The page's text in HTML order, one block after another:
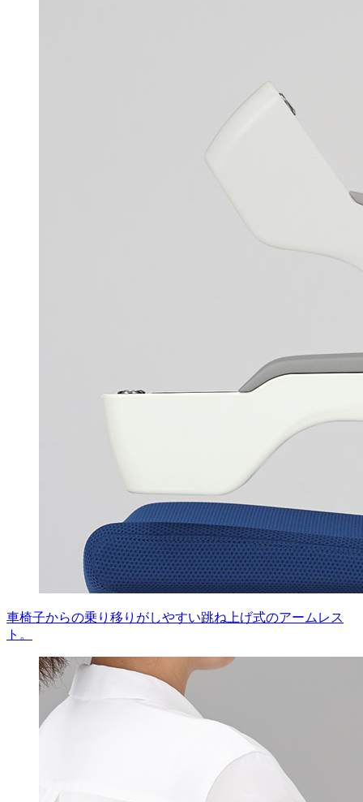
車椅子からの乗り移りがしやすい跳ね上げ式のアームレス
ト。